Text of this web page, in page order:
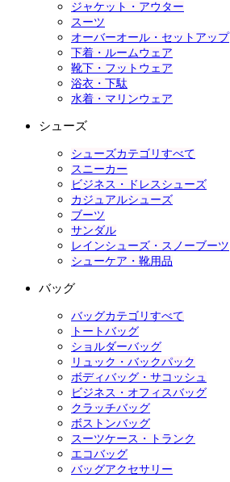
ジャケット・アウター
スーツ
オーバーオール・セットアップ
下着・ルームウェア
靴下・フットウェア
浴衣・下駄
水着・マリンウェア
シューズ
シューズカテゴリすべて
スニーカー
ビジネス・ドレスシューズ
カジュアルシューズ
ブーツ
サンダル
レインシューズ・スノーブーツ
シューケア・靴用品
バッグ
バッグカテゴリすべて
トートバッグ
ショルダーバッグ
リュック・バックパック
ボディバッグ・サコッシュ
ビジネス・オフィスバッグ
クラッチバッグ
ボストンバッグ
スーツケース・トランク
エコバッグ
バッグアクセサリー